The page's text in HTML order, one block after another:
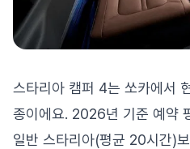
스타리아 캠퍼 4는 쏘카에서
종이에요. 2026년 기준 예약
일반 스타리아(평균 20시간)